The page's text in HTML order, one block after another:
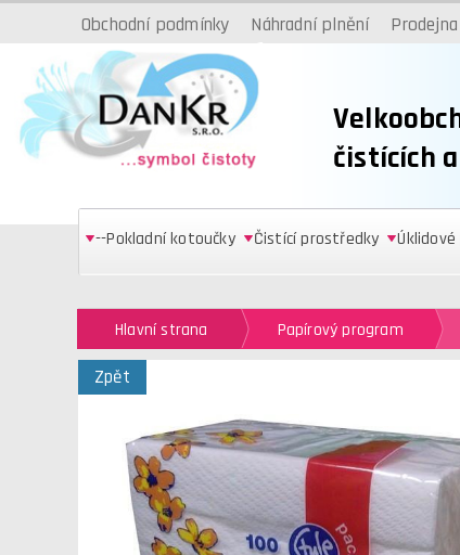
Obchodní podmínky Náhradní plnění Prodejna
čistících
--Pokladní kotoučky Čistící prostředky
Hlavní strana Papírový program
Zpět